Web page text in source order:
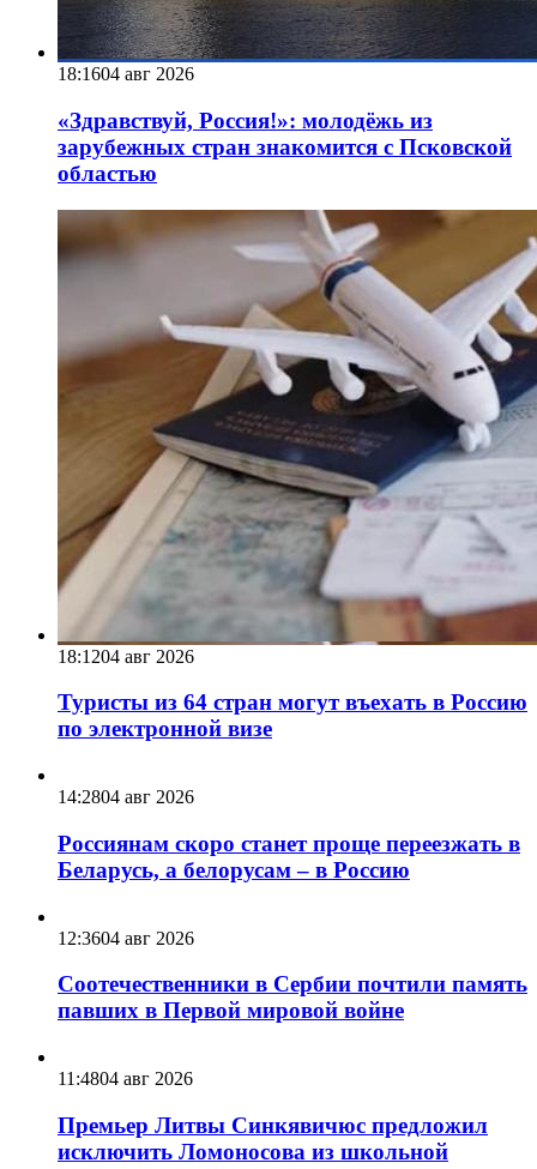
18:1604 авг 2026
«Здравствуй, Россия!»: молодёжь из
зарубежных стран знакомится с Псковской
областью
18:1204 авг 2026
Туристы из 64 стран могут въехать в Россию
по электронной визе
14:2804 авг 2026
Россиянам скоро станет проще переезжать в
Беларусь, а белорусам – в Россию
12:3604 авг 2026
Соотечественники в Сербии почтили память
павших в Первой мировой войне
11:4804 авг 2026
Премьер Литвы Синкявичюс предложил
исключить Ломоносова из школьной